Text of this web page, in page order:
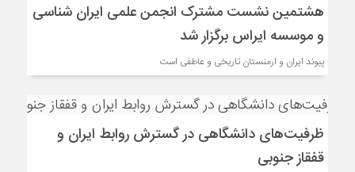
هشتمین نشست مشترک انجمن علمی ایران شناسی
و موسسه ایراس برگزار شد
پیوند ایران و ارمنستان تاریخی و عاطفی است
ظرفیت‌های دانشگاهی در گسترش روابط ایران و
قفقاز جنوبی